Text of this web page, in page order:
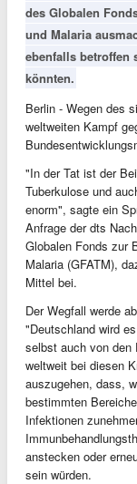
des Globalen
und Malaria
ebenfalls betroffen
könnten.
Berlin - Wegen des
weltweiten Kampf
"In der Tat ist der
Tuberkulose und
enorm", sagte ein
Anfrage der dts
Globalen Fonds zur
Malaria (GFATM),
Mittel bei.
Der Wegfall werde
"Deutschland wird
selbst auch von den
weltweit bei diesen
auszugehen, dass,
bestimmten
Infektionen
anstecken oder
sein würden.